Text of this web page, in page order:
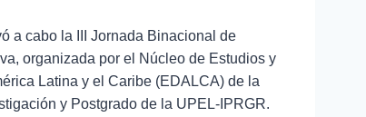
a cabo la III Jornada Binacional de
organizada por el Núcleo de Estudios y
Latina y el Caribe (EDALCA) de la
y Postgrado de la UPEL-IPRGR.